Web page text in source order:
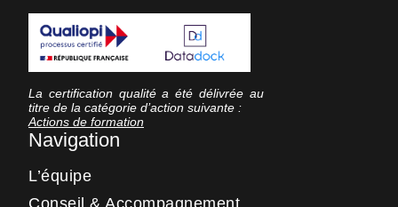
La certification qualité a été délivrée au
titre de la catégorie d’action suivante :
Actions de formation
Navigation
L’équipe